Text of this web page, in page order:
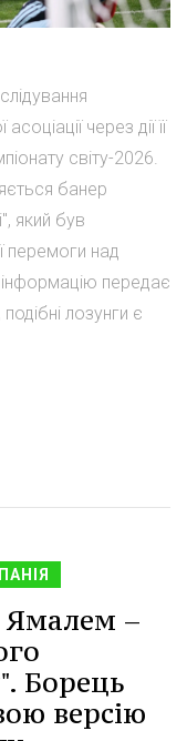
через дії її
світу-2026.
банер
який був
перемоги над
інформацію передає
лозунги є
Ямалем –
Борець
версію